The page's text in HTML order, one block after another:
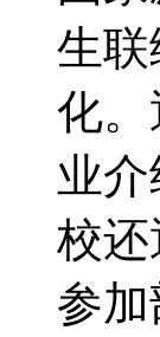
生
化
业
校
参